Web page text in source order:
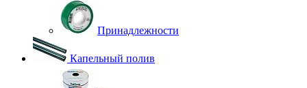
Принадлежности
Капельный полив